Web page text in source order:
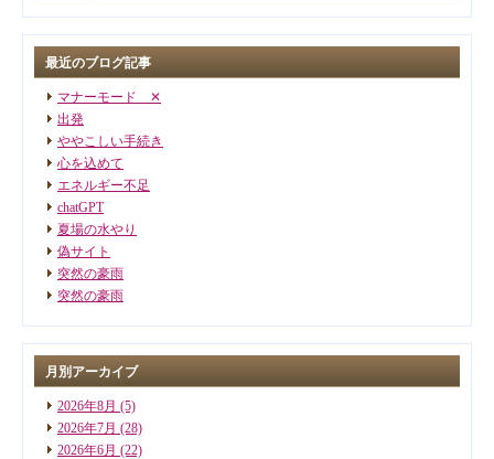
最近のブログ記事
マナーモード ✕
出発
ややこしい手続き
心を込めて
エネルギー不足
chatGPT
夏場の水やり
偽サイト
突然の豪雨
突然の豪雨
月別アーカイブ
2026年8月 (5)
2026年7月 (28)
2026年6月 (22)